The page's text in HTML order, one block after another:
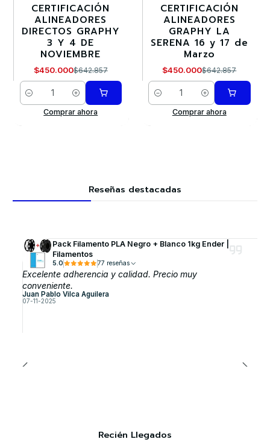
-30%
CERTIFICACIÓN
ALINEADORES
DIRECTOS GRAPHY
3 Y 4 DE
NOVIEMBRE
$450.000$642.857
Cantidad
Comprar ahora
-30%
CERTIFICACIÓN
ALINEADORES
GRAPHY LA
SERENA 16 y 17 de
Marzo
$450.000$642.857
Cantidad
Comprar ahora
Reseñas destacadas
Pack Filamento PLA Negro + Blanco 1kg Ender |
Filamentos
5.0 77 reseñas
Excelente adherencia y calidad. Precio muy
conveniente.
Juan Pablo Vilca Aguilera
07-11-2025
Recién Llegados